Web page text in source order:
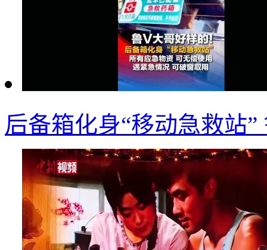
后备箱化身“移动急救站